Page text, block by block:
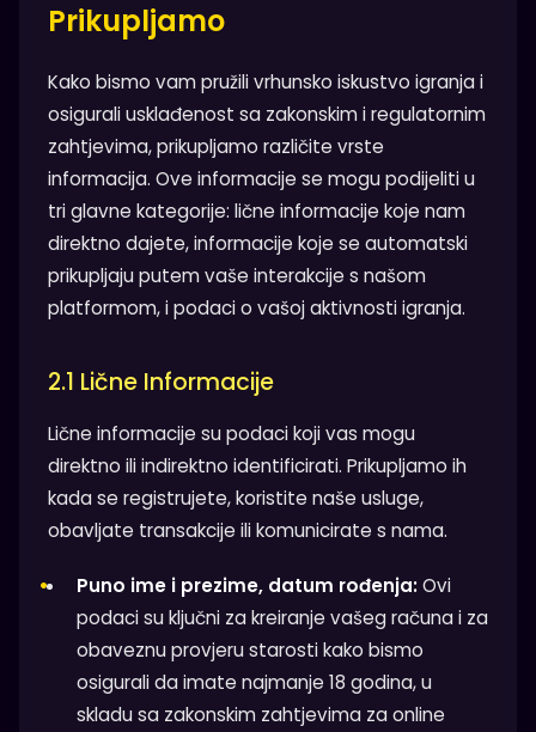
Prikupljamo
Kako bismo vam pružili vrhunsko iskustvo igranja i
osigurali usklađenost sa zakonskim i regulatornim
zahtjevima, prikupljamo različite vrste
informacija. Ove informacije se mogu podijeliti u
tri glavne kategorije: lične informacije koje nam
direktno dajete, informacije koje se automatski
prikupljaju putem vaše interakcije s našom
platformom, i podaci o vašoj aktivnosti igranja.
2.1 Lične Informacije
Lične informacije su podaci koji vas mogu
direktno ili indirektno identificirati. Prikupljamo ih
kada se registrujete, koristite naše usluge,
obavljate transakcije ili komunicirate s nama.
Puno ime i prezime, datum rođenja:Ovi
podaci su ključni za kreiranje vašeg računa i za
obaveznu provjeru starosti kako bismo
osigurali da imate najmanje 18 godina, u
skladu sa zakonskim zahtjevima za online